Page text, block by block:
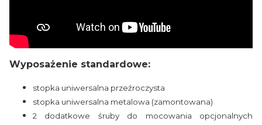
Wyposażenie standardowe:
stopka uniwersalna przeźroczysta
stopka uniwersalna metalowa (zamontowana)
2 dodatkowe śruby do mocowania opcjonalnych